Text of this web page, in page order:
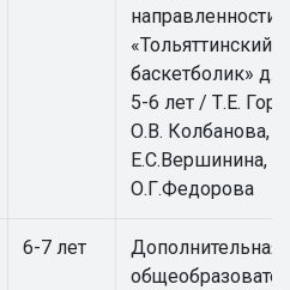
направленности
«Тольяттинский
баскетболик»
5-6 лет / Т.Е.
О.В. Колбанова,
Е.С.Вершинина,
О.Г.Федорова
6-7 лет
Дополнительная